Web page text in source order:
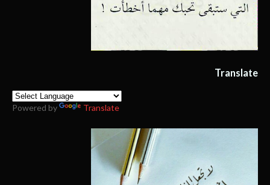
Translate
Powered by Translate